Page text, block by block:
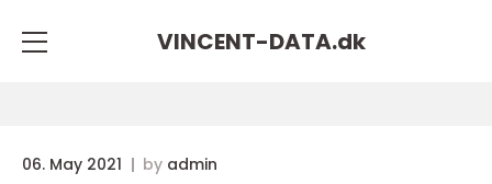
VINCENT-DATA.dk
06. May 2021 by admin